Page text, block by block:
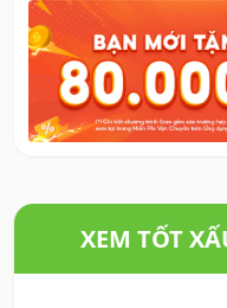
XEM TỐT